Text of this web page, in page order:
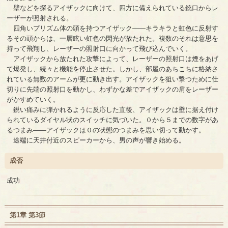
壁などを探るアイザックに向けて、四方に備えられている銃口からレ
ーザーが照射される。
四角いプリズム体の頭を持つアイザック――キラキラと虹色に反射す
るその頭からは、一層眩い虹色の閃光が放たれた。複数のそれは意思を
持って飛翔し、レーザーの照射口に向かって飛び込んでいく。
アイザックから放たれた攻撃によって、レーザーの照射口は煙をあげ
て爆発し、続々と機能を停止させた。しかし、部屋のあちこちに格納さ
れている無数のアームが更に動き出す。アイザックを狙い撃つために仕
切りに先端の照射口を動かし、わずかな差でアイザックの肩をレーザー
がかすめていく。
鋭い痛みに弾かれるように反応した直後、アイザックは壁に据え付け
られているダイヤル状のスイッチに気づいた。０から５までの数字があ
るつまみ――アイザックは０の状態のつまみを思い切って動かす。
途端に天井付近のスピーカーから、男の声が響き始める。
成否
成功
第1章 第3節